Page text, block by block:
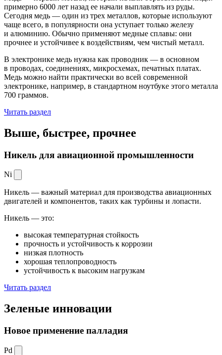
примерно 6000 лет назад ее начали выплавлять из руды.
Сегодня медь — один из трех металлов, которые используют
чаще всего, в популярности она уступает только железу
и алюминию. Обычно применяют медные сплавы: они
прочнее и устойчивее к воздействиям, чем чистый металл.
В электронике медь нужна как проводник — в основном
в проводах, соединениях, микросхемах, печатных платах.
Медь можно найти практически во всей современной
электронике, например, в стандартном ноутбуке этого металла
700 граммов.
Читать раздел
Выше, быстрее, прочнее
Никель для авиационной промышленности
Ni
Никель — важный материал для производства авиационных
двигателей и компонентов, таких как турбины и лопасти.
Никель — это:
высокая температурная стойкость
прочность и устойчивость к коррозии
низкая плотность
хорошая теплопроводность
устойчивость к высоким нагрузкам
Читать раздел
Зеленые инновации
Новое применение палладия
Pd